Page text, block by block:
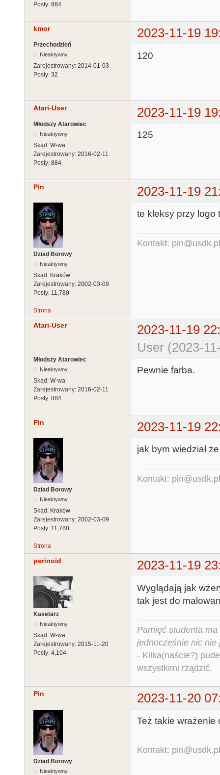
Posty: 884
kmor 2023-11-19
Przechodzień
Nieaktywny
Zarejestrowany: 2014-01-03
Posty: 32
120
Atari-User 2023-11-19
Młodszy Atarowiec
Nieaktywny
Skąd: W-wa
Zarejestrowany: 2016-02-11
Posty: 884
125
Pin 2023-11-19
Dziad Borowy
Nieaktywny
Skąd: Kraków
Zarejestrowany: 2002-03-09
Posty: 11,780
te kleksy przy logo
Kontakt: pin@usdk.pl
Strona
Atari-User
2023-11-19
User (2023-
Młodszy Atarowiec
Nieaktywny
Skąd: W-wa
Zarejestrowany: 2016-02-11
Posty: 884
Pewnie farba.
Pin 2023-11-19
Dziad Borowy
Nieaktywny
Skąd: Kraków
Zarejestrowany: 2002-03-09
Posty: 11,780
jak bym wiedział
Kontakt: pin@usdk.pl
Strona
perinoid 2023-11-19
Kasetarz
Nieaktywny
Skąd: W-wa
Zarejestrowany: 2015-11-20
Posty: 4,104
Wyglądają jak
tak jest do
Pamięć studenta
jednocześnie nic nie
- Kilka(naście?)
wszystkimi rządzić.
Pin 2023-11-20
Dziad Borowy
Nieaktywny
Też takie wrażenie
Kontakt: pin@usdk.pl